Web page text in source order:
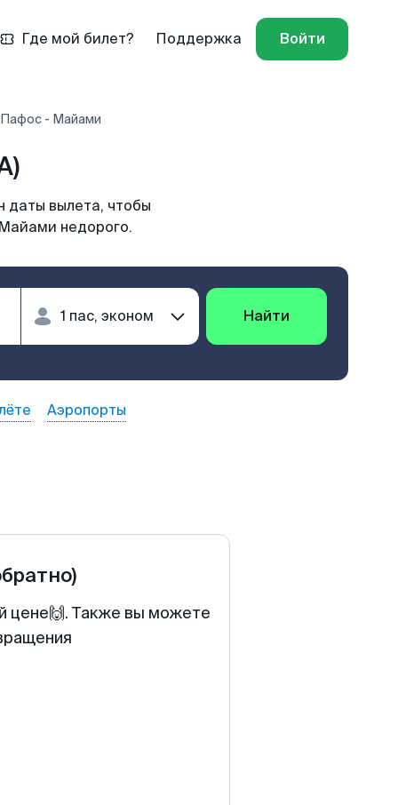
Где мой билет? Поддержка Войти
Пафос - Майами
даты вылета, чтобы
недорого.
Найти
Аэропорты
цене🙌. Также вы можете